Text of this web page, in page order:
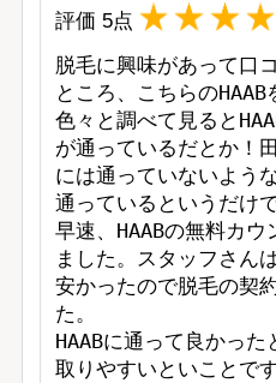
評価 5点
脱毛に興味があって口
ところ、こちらのHAAB
色々と調べて見ると
が通っているだとか！
には通っていないよう
通っているというだけ
早速、HAABの無料カ
ました。スタッフさん
安かったので脱毛の契
た。
HAABに通って良かっ
取りやすいといことで